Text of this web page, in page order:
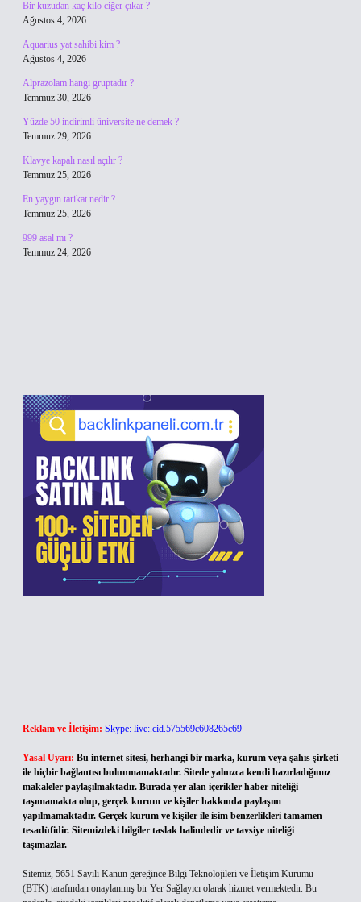
Bir kuzudan kaç kilo ciğer çıkar ?
Ağustos 4, 2026
Aquarius yat sahibi kim ?
Ağustos 4, 2026
Alprazolam hangi gruptadır ?
Temmuz 30, 2026
Yüzde 50 indirimli üniversite ne demek ?
Temmuz 29, 2026
Klavye kapalı nasıl açılır ?
Temmuz 25, 2026
En yaygın tarikat nedir ?
Temmuz 25, 2026
999 asal mı ?
Temmuz 24, 2026
Reklam ve İletişim: Skype: live:.cid.575569c608265c69
Yasal Uyarı: Bu internet sitesi, herhangi bir marka, kurum veya şahıs şirketi
ile hiçbir bağlantısı bulunmamaktadır. Sitede yalnızca kendi hazırladığımız
makaleler paylaşılmaktadır. Burada yer alan içerikler haber niteliği
taşımamakta olup, gerçek kurum ve kişiler hakkında paylaşım
yapılmamaktadır. Gerçek kurum ve kişiler ile isim benzerlikleri tamamen
tesadüfidir. Sitemizdeki bilgiler taslak halindedir ve tavsiye niteliği
taşımazlar.
Sitemiz, 5651 Sayılı Kanun gereğince Bilgi Teknolojileri ve İletişim Kurumu
(BTK) tarafından onaylanmış bir Yer Sağlayıcı olarak hizmet vermektedir. Bu